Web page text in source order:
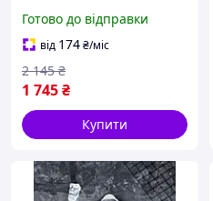
комплект шорти футболка
спортивний Stone Island
Готово до відправки
від 174₴/міс
1 745₴
2 145 ₴
Купити